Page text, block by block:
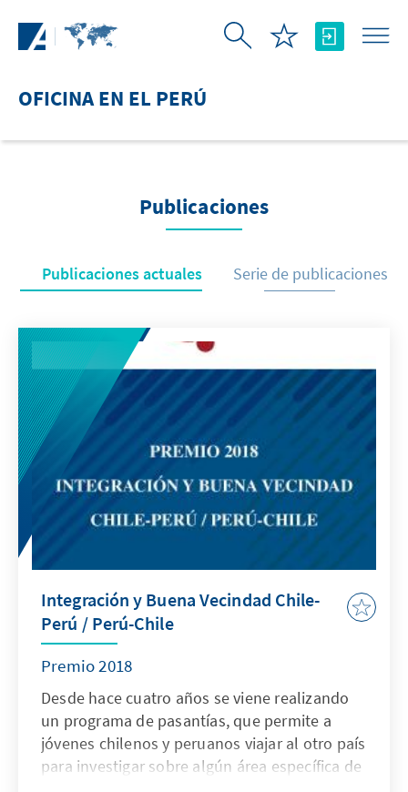
OFICINA EN EL PERÚ
Publicaciones
Publicaciones actuales Serie de publicaciones
Integración y Buena Vecindad Chile-
Perú / Perú-Chile
Premio 2018
Desde hace cuatro años se viene realizando
un programa de pasantías, que permite a
jóvenes chilenos y peruanos viajar al otro país
para investigar sobre algún área específica de